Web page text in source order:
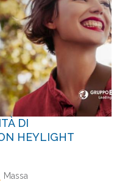
DI
HEYLIGHT
Massa